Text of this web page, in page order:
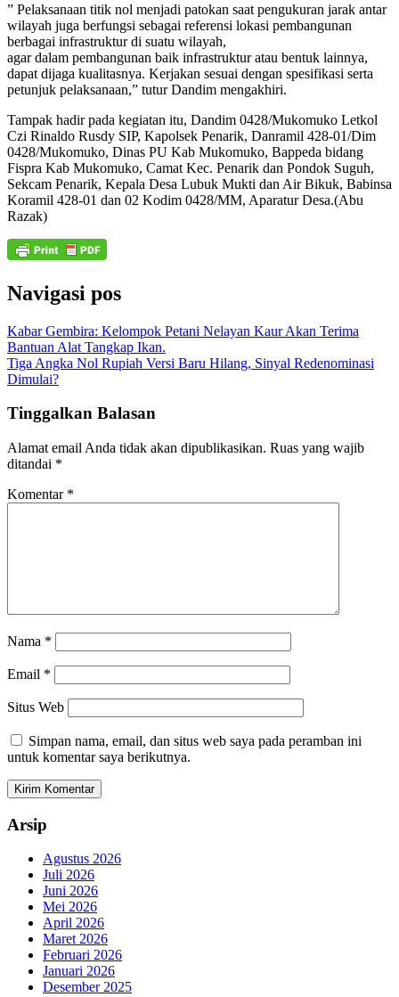
” Pelaksanaan titik nol menjadi patokan saat pengukuran jarak antar
wilayah juga berfungsi sebagai referensi lokasi pembangunan
berbagai infrastruktur di suatu wilayah,
agar dalam pembangunan baik infrastruktur atau bentuk lainnya,
dapat dijaga kualitasnya. Kerjakan sesuai dengan spesifikasi serta
petunjuk pelaksanaan,” tutur Dandim mengakhiri.
Tampak hadir pada kegiatan itu, Dandim 0428/Mukomuko Letkol
Czi Rinaldo Rusdy SIP, Kapolsek Penarik, Danramil 428-01/Dim
0428/Mukomuko, Dinas PU Kab Mukomuko, Bappeda bidang
Fispra Kab Mukomuko, Camat Kec. Penarik dan Pondok Suguh,
Sekcam Penarik, Kepala Desa Lubuk Mukti dan Air Bikuk, Babinsa
Koramil 428-01 dan 02 Kodim 0428/MM, Aparatur Desa.(Abu
Razak)
Navigasi pos
Kabar Gembira: Kelompok Petani Nelayan Kaur Akan Terima
Bantuan Alat Tangkap Ikan.
Tiga Angka Nol Rupiah Versi Baru Hilang, Sinyal Redenominasi
Dimulai?
Tinggalkan Balasan
Alamat email Anda tidak akan dipublikasikan. Ruas yang wajib
ditandai *
Komentar *
Nama *
Email *
Situs Web
Simpan nama, email, dan situs web saya pada peramban ini
untuk komentar saya berikutnya.
Arsip
Agustus 2026
Juli 2026
Juni 2026
Mei 2026
April 2026
Maret 2026
Februari 2026
Januari 2026
Desember 2025